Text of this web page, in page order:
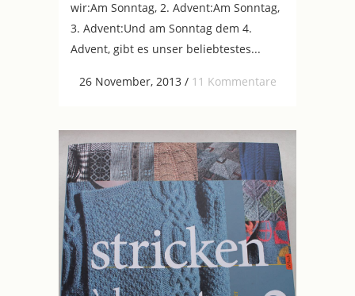
wir:Am Sonntag, 2. Advent:Am Sonntag,
3. Advent:Und am Sonntag dem 4.
Advent, gibt es unser beliebtestes...
26 November, 2013/ 11 Kommentare